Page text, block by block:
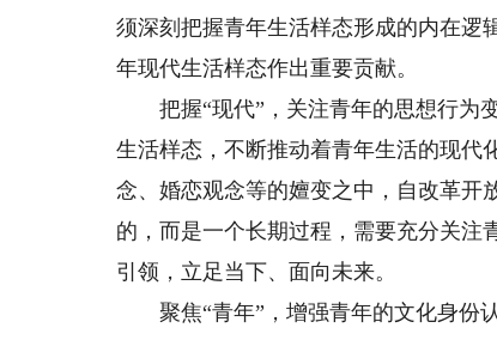
须深刻把握青年生活样态形成的内在逻
年现代生活样态作出重要贡献。
把握“现代”，关注青年的思想行为
生活样态，不断推动着青年生活的现代
念、婚恋观念等的嬗变之中，自改革开
的，而是一个长期过程，需要充分关注
引领，立足当下、面向未来。
聚焦“青年”，增强青年的文化身份